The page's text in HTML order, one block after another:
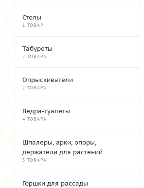
Столы
1 ТОВАР
Табуреты
2 ТОВАРА
Опрыскиватели
2 ТОВАРА
Ведра-туалеты
4 ТОВАРА
Шпалеры, арки, опоры,
держатели для растений
3 ТОВАРА
Горшки для рассады